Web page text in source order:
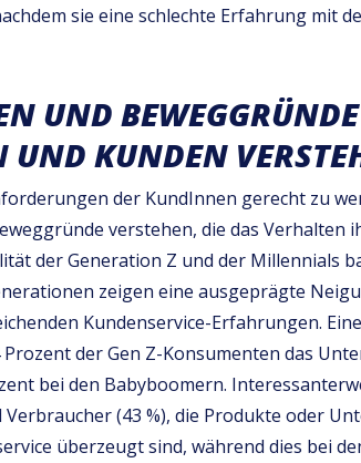
sie eine schlechte Erfahrung mit
UND
KUNDEN
der KundInnen gerecht zu
verstehen, die das Verhalten
der Generation Z und der Millennials
zeigen eine ausgeprägte
Kundenservice-Erfahrungen.
der Gen Z-Konsumenten das
bei den Babyboomern.
(43 %), die Produkte oder
überzeugt sind, während dies bei